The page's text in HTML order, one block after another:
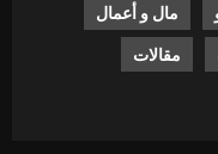
مال و أعمال
مقالات